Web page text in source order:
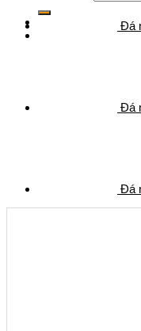
Đá
Đá
Đá